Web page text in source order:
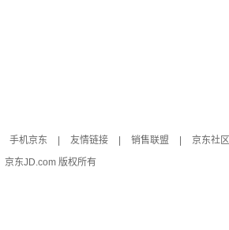
手机京东 友情链接 销售联盟 京东社区
京东JD.com 版权所有